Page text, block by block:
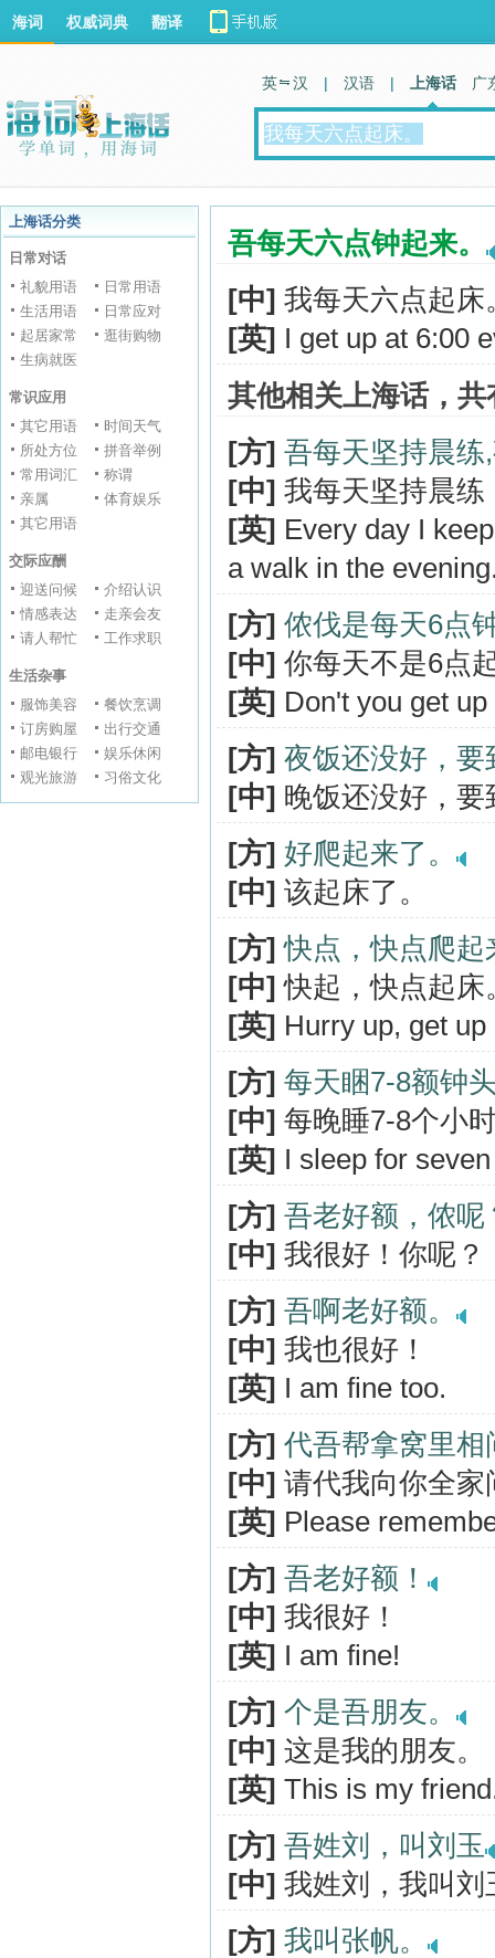
海词 权威词典 翻译
英 汉 | 汉语 | 上海话 广
上海话分类
日常对话
礼貌用语
日常用语
生活用语
日常应对
起居家常
逛街购物
生病就医
常识应用
其它用语
时间天气
所处方位
拼音举例
常用词汇
称谓
亲属
体育娱乐
其它用语
交际应酬
迎送问候
介绍认识
情感表达
走亲会友
请人帮忙
工作求职
生活杂事
服饰美容
餐饮烹调
订房购屋
出行交通
邮电银行
娱乐休闲
观光旅游
习俗文化
吾每天六点钟起来。
[中] 我每天六点起床
[英] I get up at 6:00
其他相关上海话，共
[方] 吾每天坚持晨练
[中] 我每天坚持晨练
[英] Every day I
a walk in the
[方] 侬伐是每天6点
[中] 你每天不是6点
[英] Don't you get
[方] 夜饭还没好，要
[中] 晚饭还没好，要
[方] 好爬起来了。
[中] 该起床了。
[方] 快点，快点爬起
[中] 快起，快点起床
[英] Hurry up, get up
[方] 每天睏7-8额钟
[中] 每晚睡7-8个小
[英] I sleep for
[方] 吾老好额，侬呢
[中] 我很好！你呢？
[方] 吾啊老好额。
[中] 我也很好！
[英] I am fine too.
[方] 代吾帮拿窝里相
[中] 请代我向你全家
[英] Please
[方] 吾老好额！
[中] 我很好！
[英] I am fine!
[方] 个是吾朋友。
[中] 这是我的朋友。
[英] This is my
[方] 吾姓刘，叫刘玉
[中] 我姓刘，我叫刘
[方] 我叫张帆。